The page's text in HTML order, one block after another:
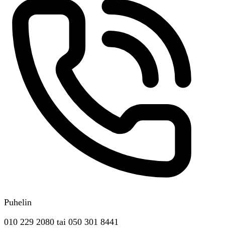
Puhelin
010 229 2080 tai 050 301 8441